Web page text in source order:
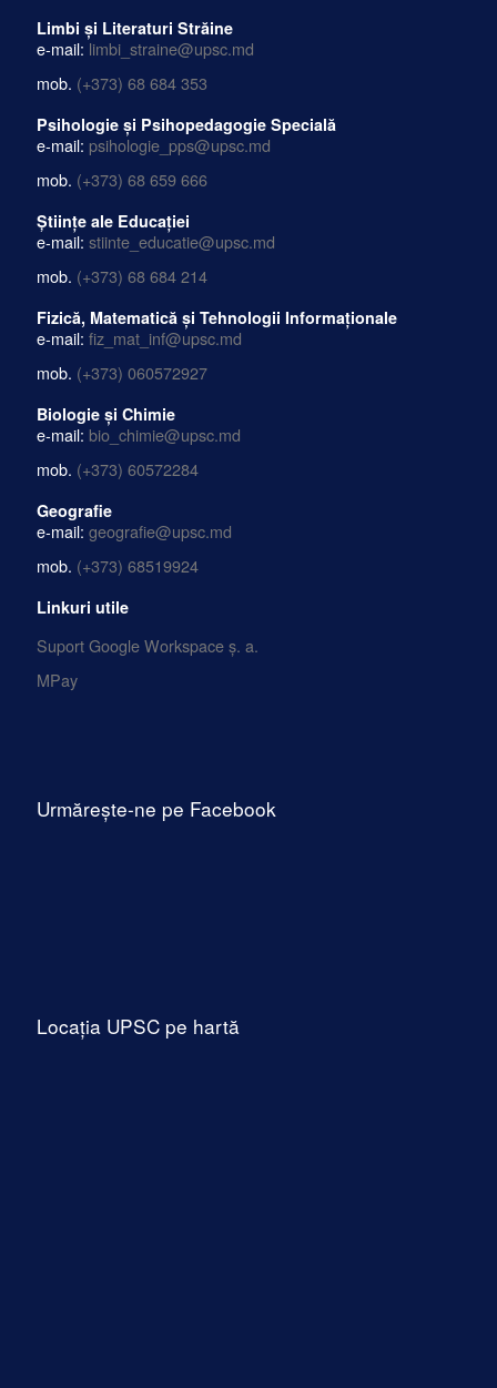
Limbi și Literaturi Străine
e-mail: limbi_straine@upsc.md
mob. (+373) 68 684 353
Psihologie și Psihopedagogie Specială
e-mail: psihologie_pps@upsc.md
mob. (+373) 68 659 666
Științe ale Educației
e-mail: stiinte_educatie@upsc.md
mob. (+373) 68 684 214
Fizică, Matematică și Tehnologii Informaționale
e-mail: fiz_mat_inf@upsc.md
mob. (+373) 060572927
Biologie și Chimie
e-mail: bio_chimie@upsc.md
mob. (+373) 60572284
Geografie
e-mail: geografie@upsc.md
mob. (+373) 68519924
Linkuri utile
Suport Google Workspace ș. a.
MPay
Urmărește-ne pe Facebook
Locația UPSC pe hartă